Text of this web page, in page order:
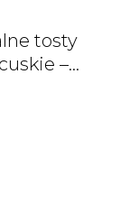
tosty
–